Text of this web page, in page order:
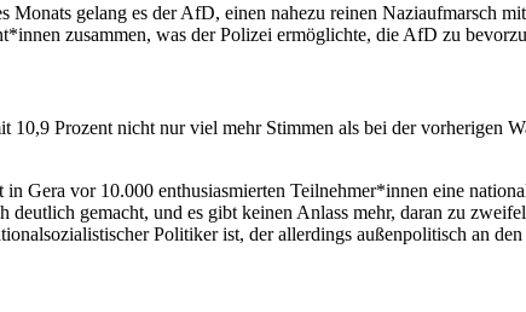
Monats gelang es der AfD, einen nahezu reinen Naziaufmarsch
zusammen, was der Polizei ermöglichte, die AfD zu
Prozent nicht nur viel mehr Stimmen als bei der vorherigen
Gera vor 10.000 enthusiasmierten Teilnehmer*innen eine
gemacht, und es gibt keinen Anlass mehr, daran zu
Politiker ist, der allerdings außenpolitisch an